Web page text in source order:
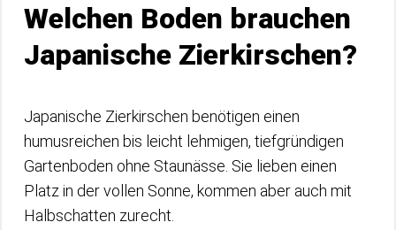
Welchen Boden brauchen
Japanische Zierkirschen?
Japanische Zierkirschen benötigen einen
humusreichen bis leicht lehmigen, tiefgründigen
Gartenboden ohne Staunässe. Sie lieben einen
Platz in der vollen Sonne, kommen aber auch mit
Halbschatten zurecht.